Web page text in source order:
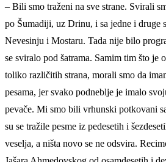
– Bili smo traženi na sve strane. Svirali
po Šumadiji, uz Drinu, i sa jedne i druge
Nevesinju i Mostaru. Tada nije bilo
se sviralo pod šatrama. Samim tim što je
toliko različitih strana, morali smo da
pesama, jer svako podneblje je imalo
pevače. Mi smo bili vrhunski potkovani
su se tražile pesme iz pedesetih i
veselja, a ništa novo se ne odsvira.